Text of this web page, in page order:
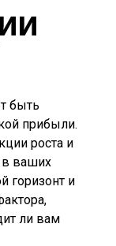
быть
прибыли.
роста и
в ваших
горизонт и
ли вам